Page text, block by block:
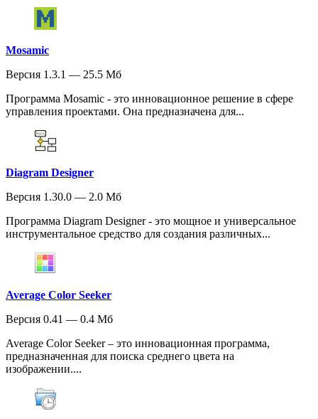
Mosamic
Версия 1.3.1 — 25.5 Мб
Программа Mosamic - это инновационное решение в сфере
управления проектами. Она предназначена для...
Diagram Designer
Версия 1.30.0 — 2.0 Мб
Программа Diagram Designer - это мощное и универсальное
инструментальное средство для создания различных...
Average Color Seeker
Версия 0.41 — 0.4 Мб
Average Color Seeker – это инновационная программа,
предназначенная для поиска среднего цвета на
изображении....